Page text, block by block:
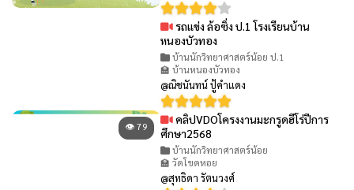
รถแข่ง ล้อซิ่ง ป.1 โรงเรียนบ้าน
หนองบัวทอง
บ้านนักวิทยาศาสตร์น้อย ป.1
🏫 บ้านหนองบัวทอง
@ณิชนันทน์ ปู้คำแดง
👁 79
คลิปVDOโครงงานมะกรูดฮีโร่ปีการ
ศึกษา2568
บ้านนักวิทยาศาสตร์น้อย
🏫 วัดโขดหอย
@สุทธิดา รัตนวงศ์